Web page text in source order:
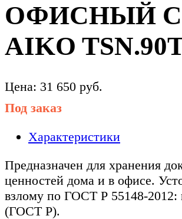
ОФИСНЫЙ
AIKO
Цена: 31 650 руб.
Под заказ
Характеристики
Предназначен для хранения
ценностей дома и в офисе.
взлому по ГОСТ Р 55148-2012:
(ГОСТ Р).